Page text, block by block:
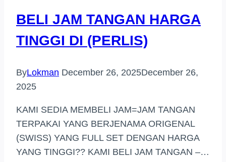
BELI JAM TANGAN HARGA
TINGGI DI (PERLIS)
ByLokman December 26, 2025December 26,
2025
KAMI SEDIA MEMBELI JAM=JAM TANGAN
TERPAKAI YANG BERJENAMA ORIGENAL
(SWISS) YANG FULL SET DENGAN HARGA
YANG TINGGI?? KAMI BELI JAM TANGAN –…